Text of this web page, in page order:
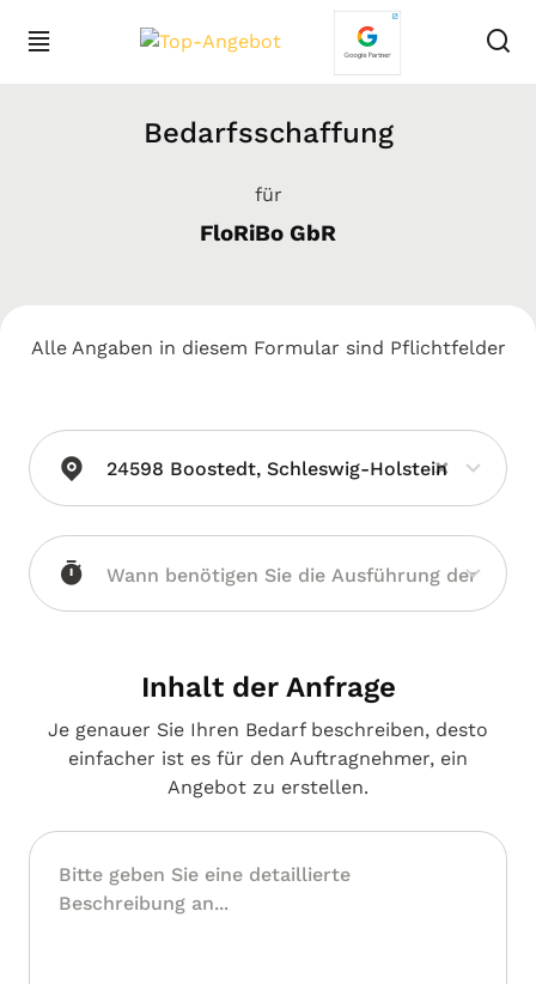
Bedarfsschaffung
für
FloRiBo GbR
Alle Angaben in diesem Formular sind Pflichtfelder
24598 Boostedt, Schleswig-Holstein
×
Inhalt der Anfrage
Je genauer Sie Ihren Bedarf beschreiben, desto
einfacher ist es für den Auftragnehmer, ein
Angebot zu erstellen.